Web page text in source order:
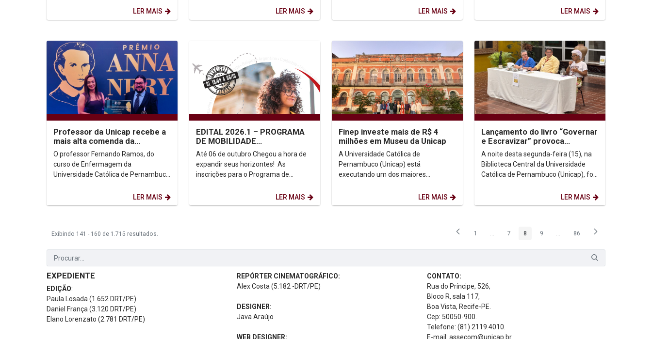
Direitos Humanos Dom Helder...LER MAIS LER MAIS LER MAIS
Auditório Dom Helder Câmara. O...
LER MAIS
Professor da Unicap recebe a
mais alta comenda da
Enfermagem do país
O professor Fernando Ramos, do
curso de Enfermagem da
Universidade Católica de Pernambuco
Prêmio Ana Nery 2025, concedido...
LER MAIS
EDITAL 2026.1 – PROGRAMA
DE MOBILIDADE
ACADÊMICA/INTERCÂMBIO
ESTUDANTIL - UNICAP
Até 06 de outubro Chegou a hora de
expandir seus horizontes! As
inscrições para o Programa de
LER MAIS
Finep investe mais de R$ 4
milhões em Museu da Unicap
A Universidade Católica de
Pernambuco (Unicap) está
executando um dos maiores
inovação e difusão científica de sua
história....
LER MAIS
Lançamento do livro “Governar
e Escravizar” provoca
reflexões sobre a
responsabilidade histórica...
A noite desta segunda-feira (15), na
Biblioteca Central da Universidade
Católica de Pernambuco (Unicap), foi
LER MAIS
Exibindo 141 - 160 de 1.715 resultados. Página
1 ...Páginas intermediárias Usar ABA para navegar.
Página
7 Página
8 Página
9 ...Páginas intermediárias Usar ABA
Página
86
EXPEDIENTE
EDIÇÃO:
Paula Losada (1.652 DRT/PE)
Daniel França (3.120 DRT/PE)
Elano Lorenzato (2.781 DRT/PE)
REPÓRTER CINEMATOGRÁFICO:
Alex Costa (5.182 -DRT/PE)
DESIGNER:
Java Araújo
WEB DESIGNER:
CONTATO:
Rua do Príncipe, 526,
Bloco R, sala 117,
Boa Vista, Recife-PE.
Cep: 50050-900.
Telefone: (81) 2119.4010.
E-mail: assecom@unicap.br